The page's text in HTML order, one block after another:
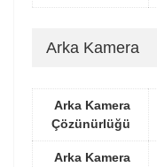
Arka Kamera
Arka Kamera
Çözünürlüğü
Arka Kamera